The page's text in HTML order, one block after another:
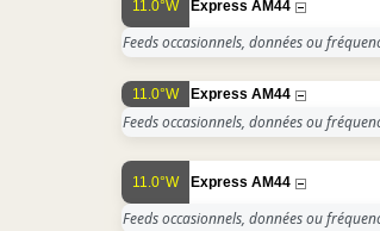
11.0°W Express AM44
Feeds occasionnels, données ou
11.0°W Express AM44
Feeds occasionnels, données ou
11.0°W Express AM44
Feeds occasionnels, données ou